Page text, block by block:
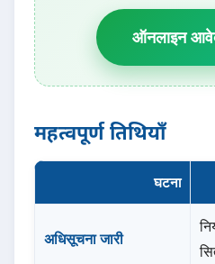
ऑनलाइन
महत्वपूर्ण तिथियाँ
घटना
अधिसूचना जारी